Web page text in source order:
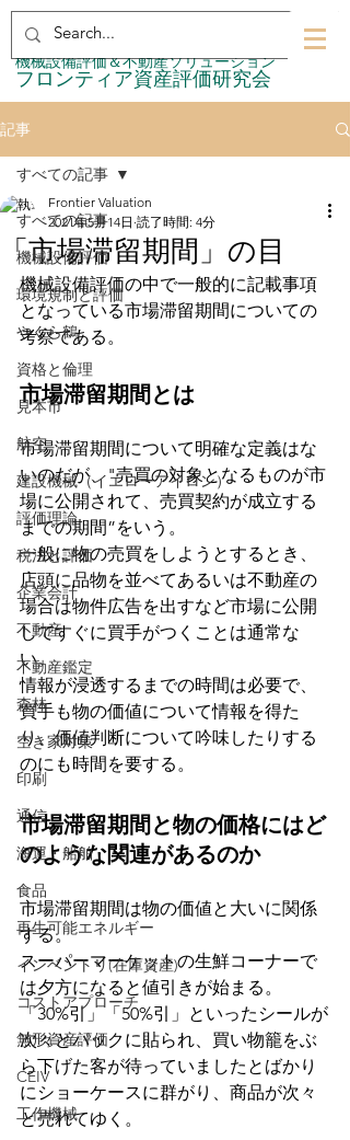
​フロンティア資産評価研究会
​機械設備評価＆不動産ソリューション
記事
すべての記事
機械設備評価
環境規制と評価
やぐら鶴
資格と倫理
見本市
航空
建設機械（イエローアイロン）
評価理論
税法と評価
企業会計
不動産
不動産鑑定
森林
空き家対策
印刷
通信
海運・船舶
食品
再生可能エネルギー
インベントリ(在庫資産)
コストアプローチ
無形資産評価
CEIV
工作機械
すべての記事
「市場滞留期間」の目
Frontier Valuation
2021年5月14日 読了時間: 4分
機械設備評価の中で一般的に記載事項
となっている市場滞留期間についての
考察である。
市場滞留期間とは
市場滞留期間について明確な定義はな
いのだが、"売買の対象となるものが市
場に公開されて、売買契約が成立する
までの期間”をいう。
一般に物の売買をしようとするとき、
店頭に品物を並べてあるいは不動産の
場合は物件広告を出すなど市場に公開
してすぐに買手がつくことは通常な
い。
情報が浸透するまでの時間は必要で、
買手も物の価値について情報を得た
り、価値判断について吟味したりする
のにも時間を要する。
市場滞留期間と物の価格にはど
のような関連があるのか
市場滞留期間は物の価値と大いに関係
する。
スーパーマーケットの生鮮コーナーで
は夕方になると値引きが始まる。
「30%引」「50%引」といったシールが
次々とパックに貼られ、買い物籠をぶ
ら下げた客が待っていましたとばかり
にショーケースに群がり、商品が次々
と売れてゆく。